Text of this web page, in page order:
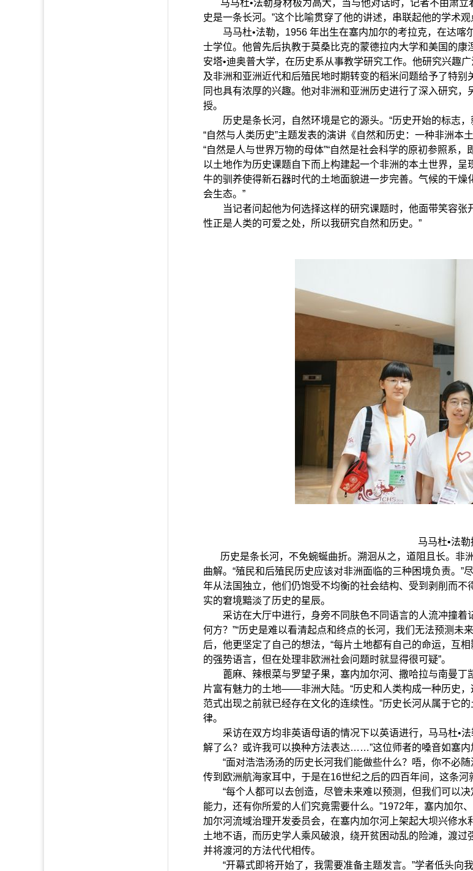
马马杜•法勒身材极为高大，当与他对话时，记者不由肃
史是一条长河。”这个比喻贯穿了他的讲述，串联起他的学术观
马马杜•法勒，1956 年出生在塞内加尔的考拉克，在达喀
士学位。他曾先后执教于莫桑比克的蒙德拉内大学和美国的
安塔•迪奥普大学，在历史系从事教学研究工作。他研究兴趣
及非洲和亚洲近代和后殖民地时期转变的稻米问题给予了特
同也具有浓厚的兴趣。他对非洲和亚洲历史进行了深入研究
授。
历史是条长河，自然环境是它的源头。“历史开始的标志，
“自然与人类历史”主题发表的演讲《自然和历史：一种非洲本
“自然是人与世界万物的母体”“自然是社会科学的原初参照系
以土地作为历史课题自下而上构建起一个非洲的本土世界，
牛的驯养使得新石器时代的土地面貌进一步完善。气候的干
会生态。”
当记者问起他为何选择这样的研究课题时，他面带笑容张
性正是人类的可爱之处，所以我研究自然和历史。”
马马杜•法
历史是条长河，不免蜿蜒曲折。溯洄从之，道阻且长。非
曲解。“殖民和后殖民历史应该对非洲面临的三种困境负责。
年从法国独立，他们仍饱受不均衡的社会结构、受到剥削而
实的窘境黯淡了历史的星辰。
采访在大厅中进行，身旁不同肤色不同语言的人流冲撞着
何方？”“历史是难以看清起点和终点的长河，我们无法预测未
后，他更坚定了自己的想法，“每片土地都有自己的命运，互
的强势语言，但在处理非欧洲社会问题时就显得很可疑”。
蓖麻、辣根菜与罗望子果，塞内加尔河、撒哈拉与南曼丁
片富有魅力的土地——非洲大陆。“历史和人类构成一种历史
范式出现之前就已经存在文化的连续性。”历史长河从属于它
律。
采访在双方均非英语母语的情况下以英语进行，马马杜•法
解了么？或许我可以换种方法表达……”这位师者的嗓音如塞内
“面对浩浩汤汤的历史长河我们能做些什么？唔，你不必随
传到欧洲航海家耳中，于是在16世纪之后的四百年间，这条
“每个人都可以去创造，尽管未来难以预测，但我们可以决
能力，还有你所爱的人们究竟需要什么。”1972年，塞内加尔
加尔河流域治理开发委员会，在塞内加尔河上架起大坝兴修水
土地不语，而历史学人乘风破浪，绕开贫困动乱的险滩，渡
并将渡河的方法代代相传。
“开幕式即将开始了，我需要准备主题发言。”学者低头向